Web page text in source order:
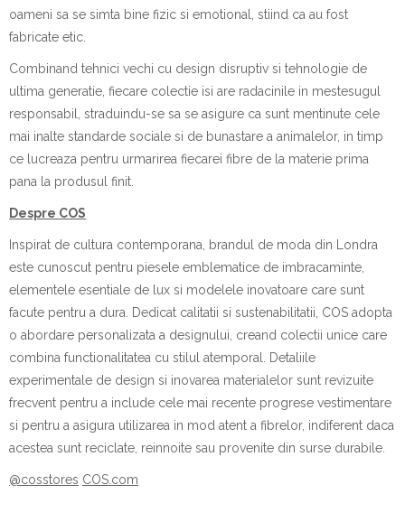
oameni sa se simta bine fizic si emotional, stiind ca au fost
fabricate etic.
Combinand tehnici vechi cu design disruptiv si tehnologie de
ultima generatie, fiecare colectie isi are radacinile in mestesugul
responsabil, straduindu-se sa se asigure ca sunt mentinute cele
mai inalte standarde sociale si de bunastare a animalelor, in timp
ce lucreaza pentru urmarirea fiecarei fibre de la materie prima
pana la produsul finit.
Despre COS
Inspirat de cultura contemporana, brandul de moda din Londra
este cunoscut pentru piesele emblematice de imbracaminte,
elementele esentiale de lux si modelele inovatoare care sunt
facute pentru a dura. Dedicat calitatii si sustenabilitatii, COS adopta
o abordare personalizata a designului, creand colectii unice care
combina functionalitatea cu stilul atemporal. Detaliile
experimentale de design si inovarea materialelor sunt revizuite
frecvent pentru a include cele mai recente progrese vestimentare
si pentru a asigura utilizarea in mod atent a fibrelor, indiferent daca
acestea sunt reciclate, reinnoite sau provenite din surse durabile.
@cosstores COS.com